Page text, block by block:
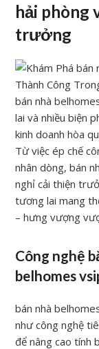
hải phòng
trưởng
bán nhà
lai và nhiều biện
kinh doanh hòa
Từ việc ép chế
nhân dòng, bán
nghỉ cải thiện
tương lai mang
– hưng vượng
Công nghệ
belhomes
bán nhà
như công nghệ
để nâng cao tính